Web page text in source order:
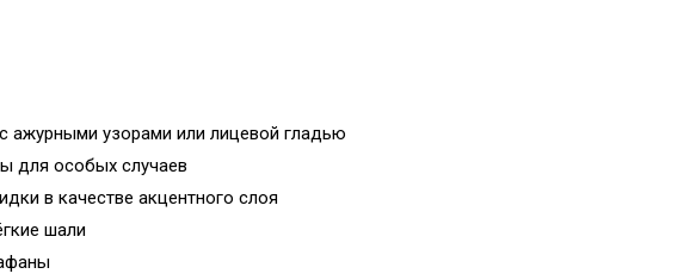
ажурными узорами или лицевой гладью
для особых случаев
в качестве акцентного слоя
шали